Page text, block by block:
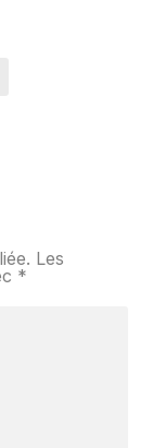
Les
*